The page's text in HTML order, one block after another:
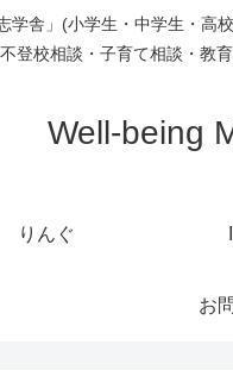
舎」(小学生・中学生・
登校相談・子育て相談・
Well-being
りんぐ
お